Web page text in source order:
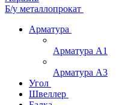
Б/у металлопрокат
Арматура
Арматура А1
Арматура А3
Угол
Швеллер